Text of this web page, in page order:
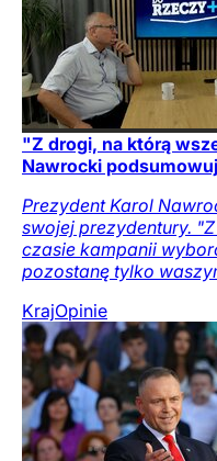
"Z drogi, na którą
Nawrocki
Prezydent Karol
swojej prezydentury.
czasie kampanii
pozostanę tylko
KrajOpinie